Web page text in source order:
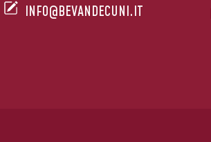
INFO@BEVANDECUNI.IT